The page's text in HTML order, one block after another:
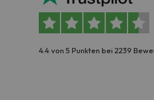
4.4 von 5 Punkten bei 2239